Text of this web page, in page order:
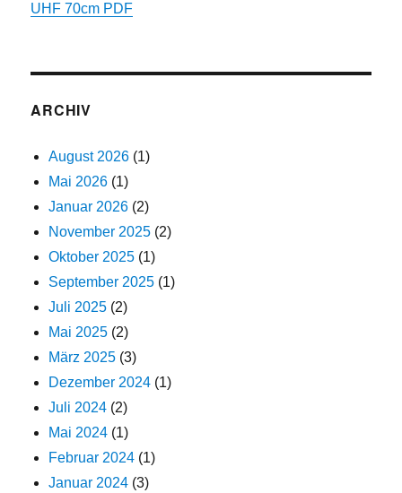
UHF 70cm PDF
ARCHIV
August 2026 (1)
Mai 2026 (1)
Januar 2026 (2)
November 2025 (2)
Oktober 2025 (1)
September 2025 (1)
Juli 2025 (2)
Mai 2025 (2)
März 2025 (3)
Dezember 2024 (1)
Juli 2024 (2)
Mai 2024 (1)
Februar 2024 (1)
Januar 2024 (3)